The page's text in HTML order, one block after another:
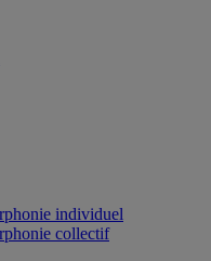
individuel
collectif